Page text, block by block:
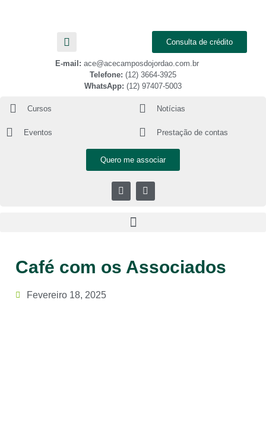
Consulta de crédito
E-mail: ace@acecamposdojordao.com.br
Telefone: (12) 3664-3925
WhatsApp: (12) 97407-5003
Cursos Notícias
Eventos Prestação de contas
Quero me associar
Café com os Associados
Fevereiro 18, 2025